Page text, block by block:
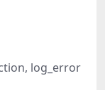
log_error